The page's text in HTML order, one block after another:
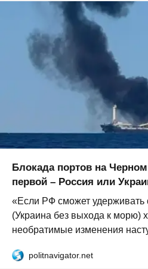
Блокада портов на
первой – Россия или
«Если РФ сможет удерживать
(Украина без выхода к морю)
необратимые изменения
politnavigator.net